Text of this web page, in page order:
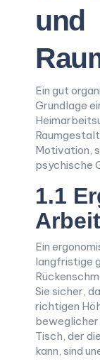
und
Ein gut
Grundlage
Motivation,
psychische
1.1
Ein
langfristige
Sie sicher,
richtigen
beweglicher
Tisch, der
kann, sind